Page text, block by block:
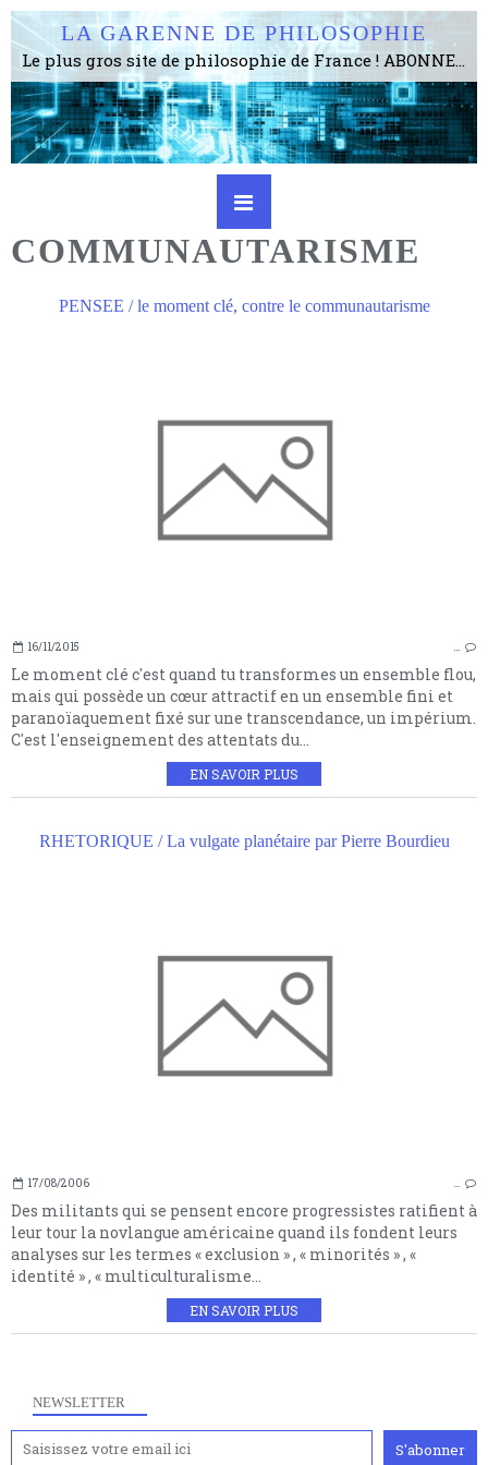
LA GARENNE DE PHILOSOPHIE
Le plus gros site de philosophie de France ! ABONNEZ-VOUS ! 4115 Articles, 1634 abonné·e·s, depuis 2006 . . . . . . . . 2 852 214 pages vues jusqu'à présent. Prestance et être apte à un plus grand nombre de choses.
COMMUNAUTARISME
PENSEE / le moment clé, contre le communautarisme
16/11/2015 …
Le moment clé c'est quand tu transformes un ensemble flou,
mais qui possède un cœur attractif en un ensemble fini et
paranoïaquement fixé sur une transcendance, un impérium.
C'est l'enseignement des attentats du...
EN SAVOIR PLUS
RHETORIQUE / La vulgate planétaire par Pierre Bourdieu
17/08/2006
Des militants qui se pensent encore progressistes ratifient à
leur tour la novlangue américaine quand ils fondent leurs
analyses sur les termes « exclusion » , « minorités » , «
identité » , « multiculturalisme...
EN SAVOIR PLUS
NEWSLETTER